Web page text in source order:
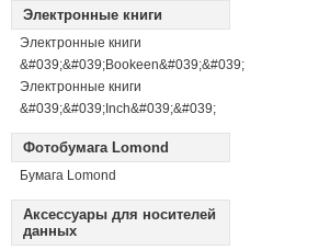
Электронные книги
Электронные книги
&#039;&#039;Bookeen&#039;&#039;
Электронные книги
&#039;&#039;Inch&#039;&#039;
Фотобумага Lomond
Бумага Lomond
Аксессуары для носителей
данных